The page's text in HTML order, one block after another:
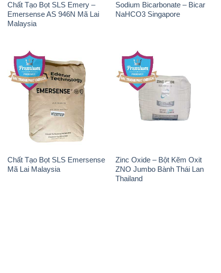
Chất Tạo Bọt SLS Emery –
Emersense AS 946N Mã Lai
Malaysia
Sodium Bicarbonate – Bicar
NaHCO3 Singapore
Chất Tạo Bọt SLS Emersense
Mã Lai Malaysia
Zinc Oxide – Bột Kẽm Oxit
ZNO Jumbo Bành Thái Lan
Thailand